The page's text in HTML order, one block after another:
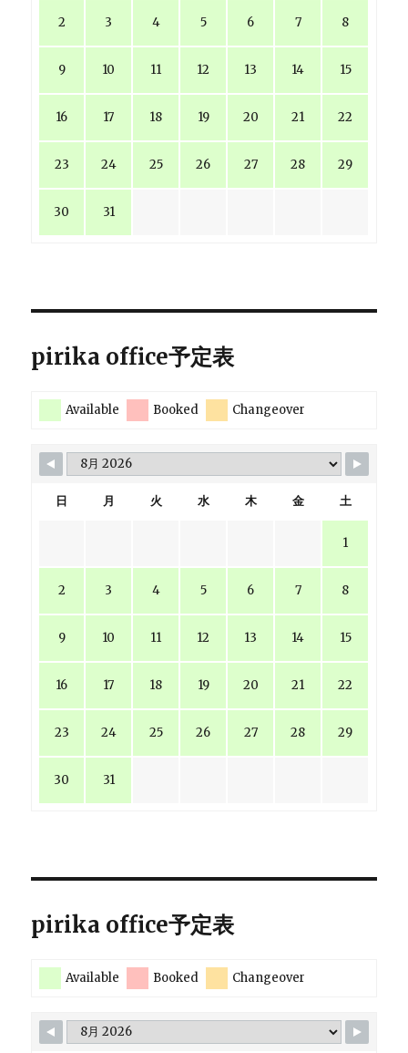
2 3 4 5 6 7 8
9 10 11 12 13 14 15
16 17 18 19 20 21 22
23 24 25 26 27 28 29
30 31
pirika office予定表
Available Booked Changeover
日 月 火 水 木 金 土
1
2 3 4 5 6 7 8
9 10 11 12 13 14 15
16 17 18 19 20 21 22
23 24 25 26 27 28 29
30 31
pirika office予定表
Available Booked Changeover